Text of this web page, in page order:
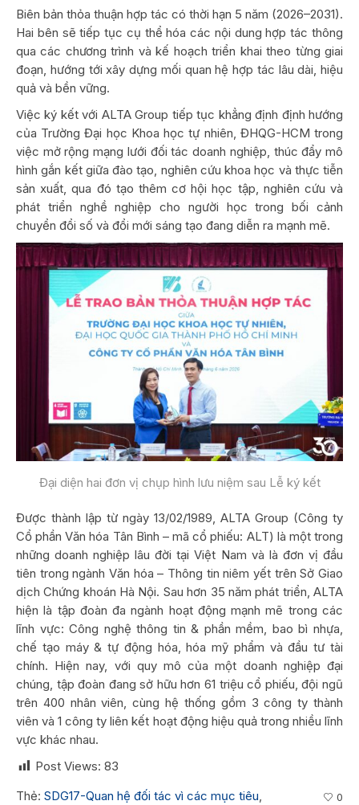
Biên bản thỏa thuận hợp tác có thời hạn 5 năm (2026–2031).
Hai bên sẽ tiếp tục cụ thể hóa các nội dung hợp tác thông
qua các chương trình và kế hoạch triển khai theo từng giai
đoạn, hướng tới xây dựng mối quan hệ hợp tác lâu dài, hiệu
quả và bền vững.
Việc ký kết với ALTA Group tiếp tục khẳng định định hướng
của Trường Đại học Khoa học tự nhiên, ĐHQG-HCM trong
việc mở rộng mạng lưới đối tác doanh nghiệp, thúc đẩy mô
hình gắn kết giữa đào tạo, nghiên cứu khoa học và thực tiễn
sản xuất, qua đó tạo thêm cơ hội học tập, nghiên cứu và
phát triển nghề nghiệp cho người học trong bối cảnh
chuyển đổi số và đổi mới sáng tạo đang diễn ra mạnh mẽ.
Đại diện hai đơn vị chụp hình lưu niệm sau Lễ ký kết
Được thành lập từ ngày 13/02/1989, ALTA Group (Công ty
Cổ phần Văn hóa Tân Bình – mã cổ phiếu: ALT) là một trong
những doanh nghiệp lâu đời tại Việt Nam và là đơn vị đầu
tiên trong ngành Văn hóa – Thông tin niêm yết trên Sở Giao
dịch Chứng khoán Hà Nội. Sau hơn 35 năm phát triển, ALTA
hiện là tập đoàn đa ngành hoạt động mạnh mẽ trong các
lĩnh vực: Công nghệ thông tin & phần mềm, bao bì nhựa,
chế tạo máy & tự động hóa, hóa mỹ phẩm và đầu tư tài
chính. Hiện nay, với quy mô của một doanh nghiệp đại
chúng, tập đoàn đang sở hữu hơn 61 triệu cổ phiếu, đội ngũ
trên 400 nhân viên, cùng hệ thống gồm 3 công ty thành
viên và 1 công ty liên kết hoạt động hiệu quả trong nhiều lĩnh
vực khác nhau.
Post Views: 83
Thẻ: SDG17-Quan hệ đối tác vì các mục tiêu 0